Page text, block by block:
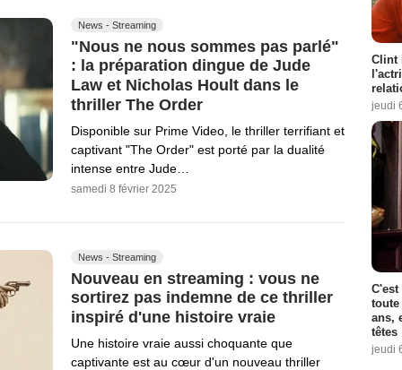
News - Streaming
"Nous ne nous sommes pas parlé"
: la préparation dingue de Jude
Law et Nicholas Hoult dans le
thriller The Order
Disponible sur Prime Video, le thriller terrifiant et
captivant "The Order" est porté par la dualité
intense entre Jude…
samedi 8 février 2025
News - Streaming
Nouveau en streaming : vous ne
sortirez pas indemne de ce thriller
inspiré d'une histoire vraie
Une histoire vraie aussi choquante que
captivante est au cœur d'un nouveau thriller
Clint
jeudi
ans,
têtes
jeudi